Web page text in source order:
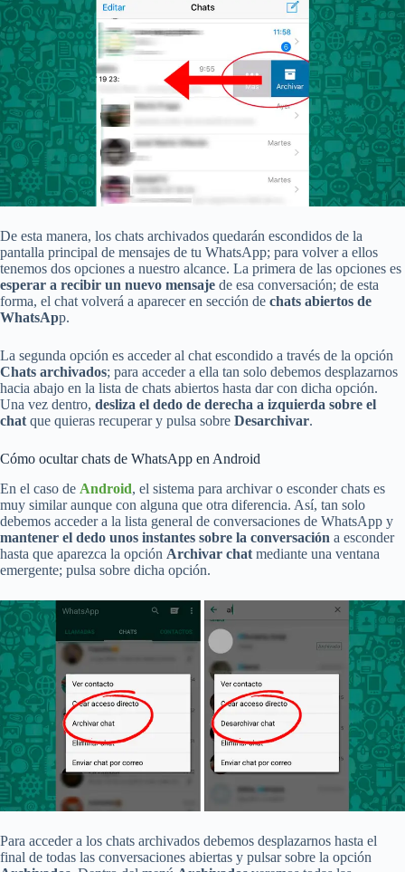
De esta manera, los chats archivados quedarán escondidos de la
pantalla principal de mensajes de tu WhatsApp; para volver a ellos
tenemos dos opciones a nuestro alcance. La primera de las opciones es
esperar a recibir un nuevo mensaje de esa conversación; de esta
forma, el chat volverá a aparecer en sección de chats abiertos de
WhatsApp.
La segunda opción es acceder al chat escondido a través de la opción
Chats archivados; para acceder a ella tan solo debemos desplazarnos
hacia abajo en la lista de chats abiertos hasta dar con dicha opción.
Una vez dentro, desliza el dedo de derecha a izquierda sobre el
chat que quieras recuperar y pulsa sobre Desarchivar.
Cómo ocultar chats de WhatsApp en Android
En el caso de Android, el sistema para archivar o esconder chats es
muy similar aunque con alguna que otra diferencia. Así, tan solo
debemos acceder a la lista general de conversaciones de WhatsApp y
mantener el dedo unos instantes sobre la conversación a esconder
hasta que aparezca la opción Archivar chat mediante una ventana
emergente; pulsa sobre dicha opción.
Para acceder a los chats archivados debemos desplazarnos hasta el
final de todas las conversaciones abiertas y pulsar sobre la opción